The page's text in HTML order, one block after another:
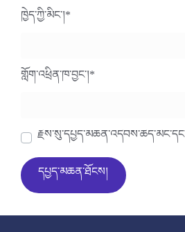
ཁྱེད་ཀྱི་མིང་།*
གློག་འཕྲིན་ཁ་བྱང་།*